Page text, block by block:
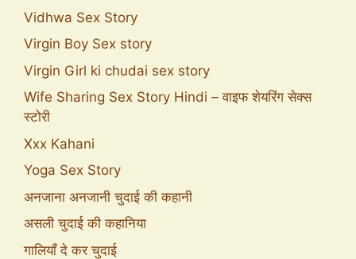
Vidhwa Sex Story
Virgin Boy Sex story
Virgin Girl ki chudai sex story
Wife Sharing Sex Story Hindi – वाइफ शेयरिंग सेक्स
स्टोरी
Xxx Kahani
Yoga Sex Story
अनजाना अनजानी चुदाई की कहानी
असली चुदाई की कहानिया
गालियाँ दे कर चुदाई